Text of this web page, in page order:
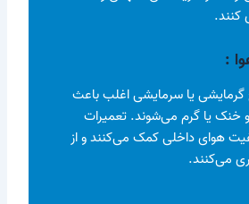
کنند.
:
یا سرمایشی اغلب باعث
خنک یا گرم می‌شوند. تعمیرات
هوای داخلی کمک می‌کنند و از
می‌کنند.